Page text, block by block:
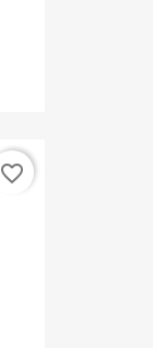
favorite_border